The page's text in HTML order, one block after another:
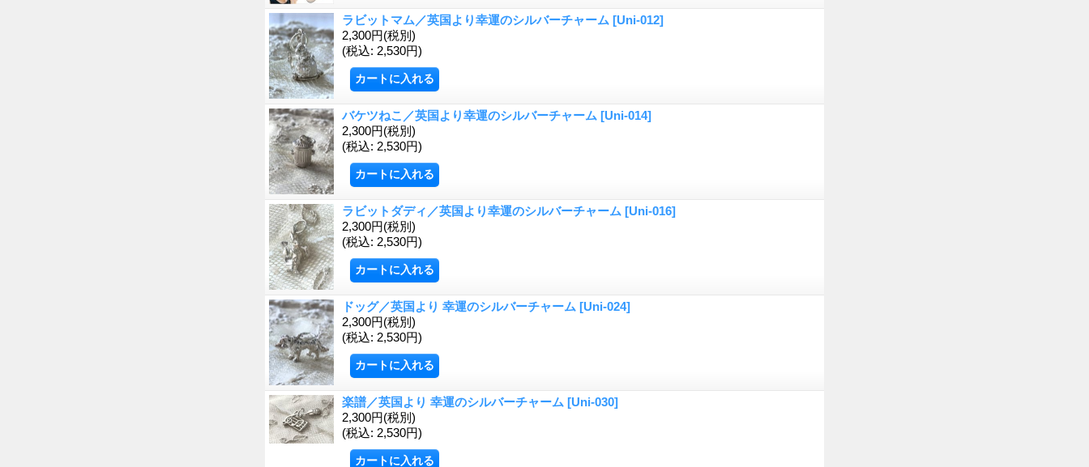
ラビットマム／英国より幸運のシルバーチャーム [Uni-012]
2,300円(税別)
(税込: 2,530円)
バケツねこ／英国より幸運のシルバーチャーム [Uni-014]
2,300円(税別)
(税込: 2,530円)
ラビットダディ／英国より幸運のシルバーチャーム [Uni-016]
2,300円(税別)
(税込: 2,530円)
ドッグ／英国より 幸運のシルバーチャーム [Uni-024]
2,300円(税別)
(税込: 2,530円)
楽譜／英国より 幸運のシルバーチャーム [Uni-030]
2,300円(税別)
(税込: 2,530円)